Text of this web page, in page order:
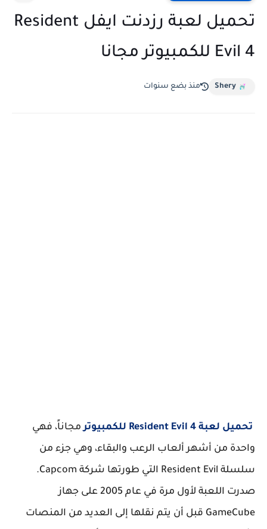
تحميل لعبة رزدنت ايفل Resident
Evil 4 للكمبيوتر مجانا
Shery منذ بضع سنوات
تحميل لعبة Resident Evil 4 للكمبيوتر
مجاناً، فهي
واحدة من أشهر ألعاب الرعب والبقاء، وهي جزء من
سلسلة Resident Evil التي طورتها شركة Capcom.
صدرت اللعبة لأول مرة في عام 2005 على جهاز
GameCube قبل أن يتم نقلها إلى العديد من المنصات